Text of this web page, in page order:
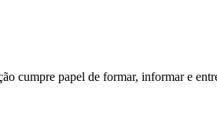
cumpre papel de formar, informar e